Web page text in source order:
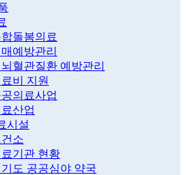
돌봄의료
예방관리
혈관질환 예방관리
비 지원
의료사업
산업
시설
건소
기관 현황
도 공공심야 약국